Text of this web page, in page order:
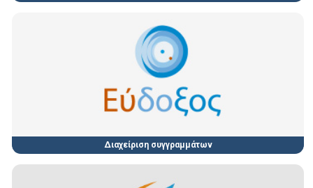
Διαχείριση συγγραμμάτων